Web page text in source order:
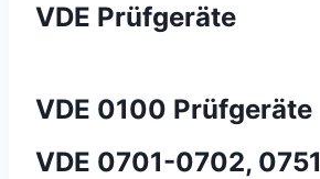
VDE Prüfgeräte
VDE 0100 Prüfgeräte
VDE 0701-0702, 0751